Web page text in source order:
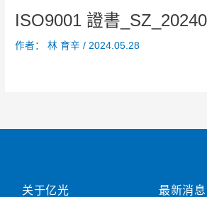
ISO9001 證書
作者： 林 育辛/ 2024.05.28
关于亿光 最新消息